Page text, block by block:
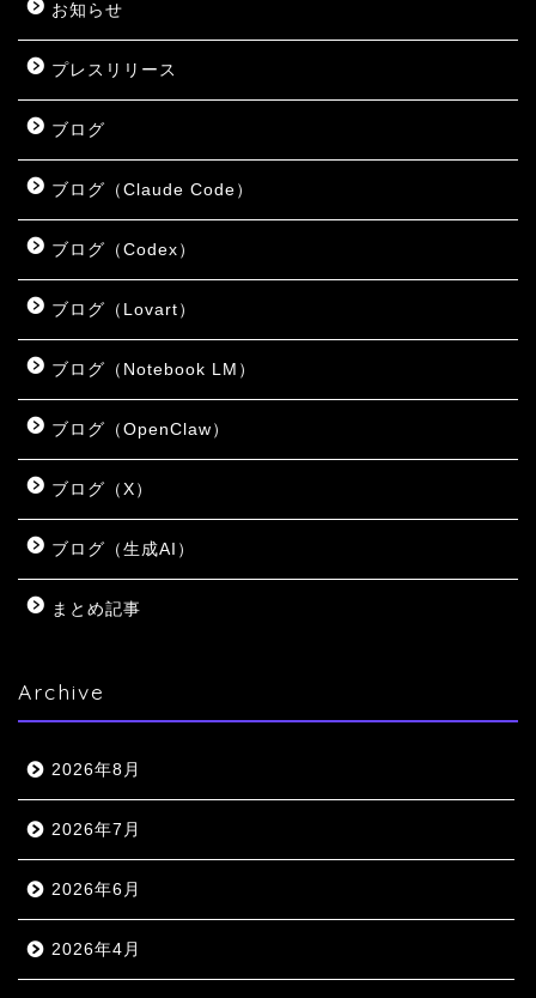
お知らせ
プレスリリース
ブログ
ブログ（Claude Code）
ブログ（Codex）
ブログ（Lovart）
ブログ（Notebook LM）
ブログ（OpenClaw）
ブログ（X）
ブログ（生成AI）
まとめ記事
Archive
2026年8月
2026年7月
2026年6月
2026年4月